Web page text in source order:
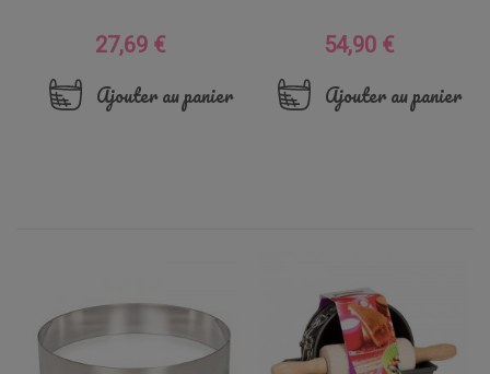
Prix
27,69 €
Ajouter au panier
Prix
54,90 €
Ajouter au panier